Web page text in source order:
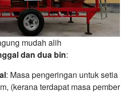
mudah alih
dan dua bin:
: Masa pengeringan untuk setia
(kerana terdapat masa pember